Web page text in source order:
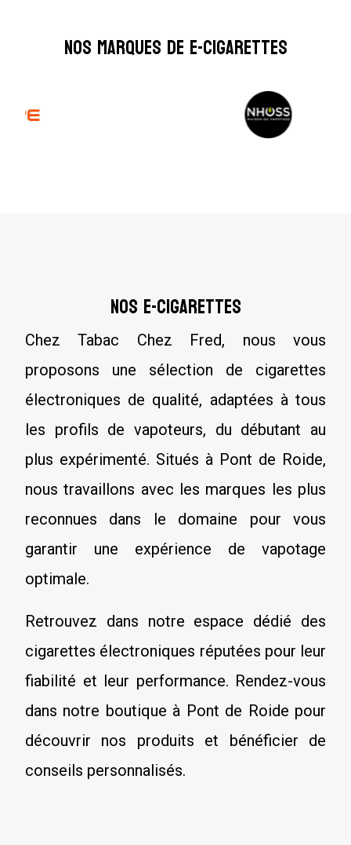
Nos marques de E-Cigarettes
Nos e-cigarettes
Chez Tabac Chez Fred, nous vous
proposons une sélection de cigarettes
électroniques de qualité, adaptées à tous
les profils de vapoteurs, du débutant au
plus expérimenté. Situés à Pont de Roide,
nous travaillons avec les marques les plus
reconnues dans le domaine pour vous
garantir une expérience de vapotage
optimale.
Retrouvez dans notre espace dédié des
cigarettes électroniques réputées pour leur
fiabilité et leur performance. Rendez-vous
dans notre boutique à Pont de Roide pour
découvrir nos produits et bénéficier de
conseils personnalisés.